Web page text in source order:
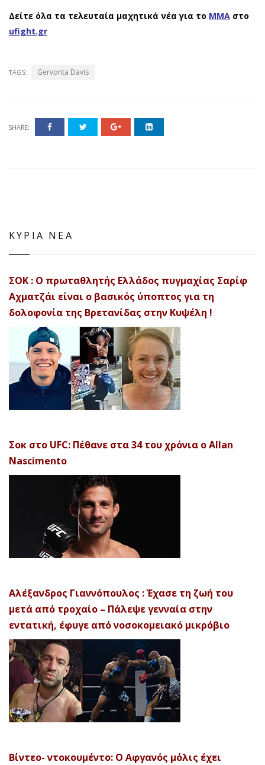
Δείτε όλα τα τελευταία μαχητικά νέα για το ΜΜΑ στο
ufight.gr
TAGS: Gervonta Davis
SHARE:
ΚΥΡΙΑ ΝΕΑ
ΣΟΚ : Ο πρωταθλητής Ελλάδος πυγμαχίας Σαρίφ
Αχματζάι είναι ο βασικός ύποπτος για τη
δολοφονία της Βρετανίδας στην Κυψέλη !
Σοκ στο UFC: Πέθανε στα 34 του χρόνια ο Allan
Nascimento
Αλέξανδρος Γιαννόπουλος : Έχασε τη ζωή του
μετά από τροχαίο – Πάλεψε γενναία στην
εντατική, έφυγε από νοσοκομειακό μικρόβιο
Βίντεο- ντοκουμέντο: Ο Αφγανός μόλις έχει